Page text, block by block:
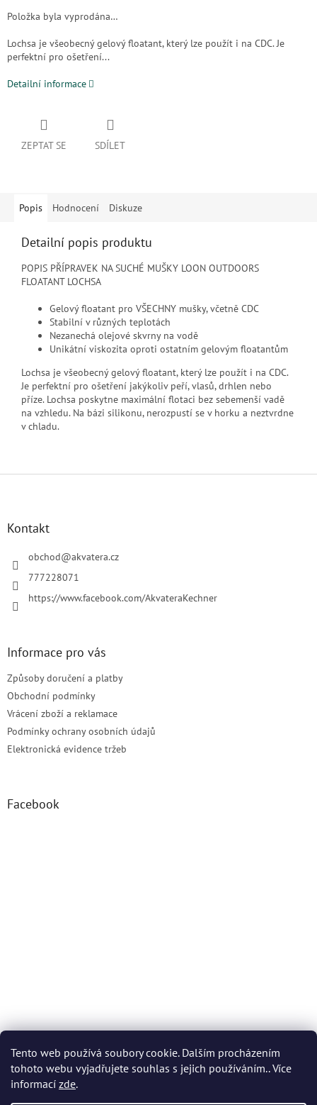
Tento web používá soubory cookie. Dalším procházením
tohoto webu vyjadřujete souhlas s jejich používáním.. Více
informací zde.
Položka byla vyprodána…
Lochsa je všeobecný gelový floatant, který lze použít i na CDC. Je
perfektní pro ošetření...
Detailní informace
ZEPTAT SE SDÍLET
Popis Hodnocení Diskuze
Detailní popis produktu
POPIS PŘÍPRAVEK NA SUCHÉ MUŠKY LOON OUTDOORS
FLOATANT LOCHSA
Gelový floatant pro VŠECHNY mušky, včetně CDC
Stabilní v různých teplotách
Nezanechá olejové skvrny na vodě
Unikátní viskozita oproti ostatním gelovým floatantům
Lochsa je všeobecný gelový floatant, který lze použít i na CDC.
Je perfektní pro ošetření jakýkoliv peří, vlasů, drhlen nebo
příze. Lochsa poskytne maximální flotaci bez sebemenší vadě
na vzhledu. Na bázi silikonu, nerozpustí se v horku a neztvrdne
v chladu.
Kontakt
obchod@akvatera.cz
777228071
https://www.facebook.com/AkvateraKechner
Informace pro vás
Způsoby doručení a platby
Obchodní podmínky
Vrácení zboží a reklamace
Podmínky ochrany osobních údajů
Elektronická evidence tržeb
Facebook